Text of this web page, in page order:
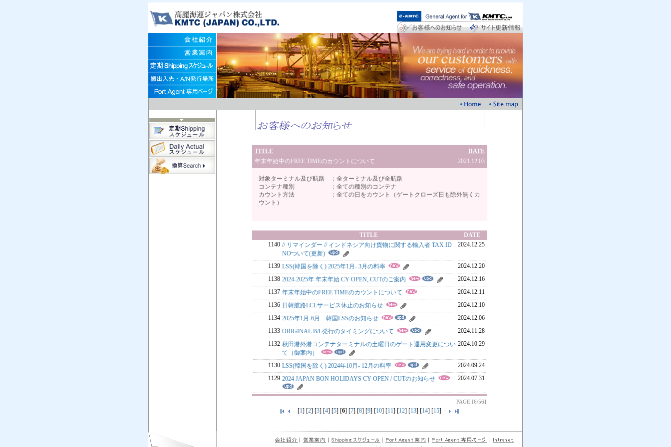
TITLE
DATE
年末年始中のFREE TIMEのカウントについて
2021.12.03
対象ターミナル及び航路 ：全ターミナル及び全航路
コンテナ種別 ：全ての種別のコンテナ
カウント方法 ：全ての日をカウント（ゲートクローズ日も除外無くカ
ウント）
TITLE
DATE
1140 // リマインダー // インドネシア向け貨物に関する輸入者 TAX ID
NOついて(更新)
2024.12.25
1139 LSS(韓国を除く) 2025年1月- 3月の料率
2024.12.20
1138 2024-2025年 年末年始 CY OPEN, CUTのご案内
2024.12.16
1137 年末年始中のFREE TIMEのカウントについて
2024.12.11
1136 日韓航路LCLサービス休止のお知らせ
2024.12.10
1134 2025年1月-6月 韓国LSSのお知らせ
2024.12.06
1133 ORIGINAL B/L発行のタイミングについて
2024.11.28
1132 秋田港外港コンテナターミナルの土曜日のゲート運用変更につい
て（御案内）
2024.10.29
1130 LSS(韓国を除く) 2024年10月- 12月の料率
2024.09.24
1129 2024 JAPAN BON HOLIDAYS CY OPEN / CUTのお知らせ 2024.07.31
PAGE [6/56]
[1] [2] [3] [4] [5] [6] [7] [8] [9] [10] [11] [12] [13] [14] [15]